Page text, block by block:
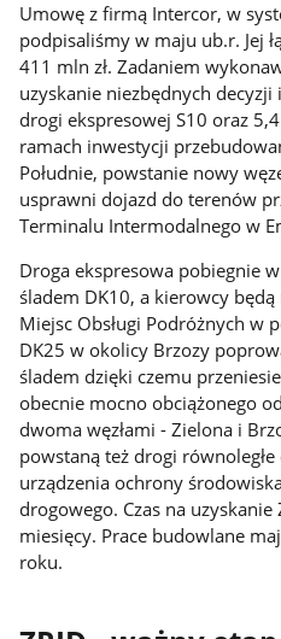
Umowę z firmą Intercor, w
podpisaliśmy w maju ub.r. Jej
411 mln zł. Zadaniem
uzyskanie niezbędnych
drogi ekspresowej S10 oraz
ramach inwestycji
Południe, powstanie nowy
usprawni dojazd do terenów
Terminalu Intermodalnego w
Droga ekspresowa pobiegnie
śladem DK10, a kierowcy
Miejsc Obsługi Podróżnych w
DK25 w okolicy Brzozy
śladem dzięki czemu
obecnie mocno obciążonego
dwoma węzłami - Zielona i
powstaną też drogi
urządzenia ochrony
drogowego. Czas na
miesięcy. Prace budowlane
roku.